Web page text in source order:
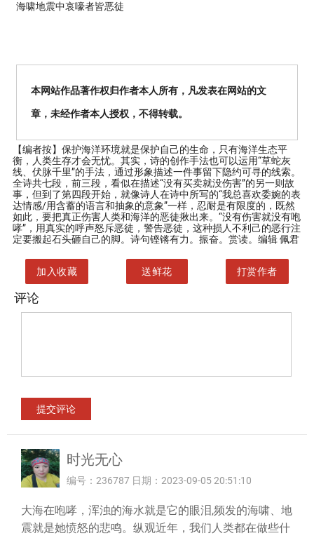
海啸地震中哀嚎者皆恶徒
本网站作品著作权归作者本人所有，凡发表在网站的文
章，未经作者本人授权，不得转载。
【编者按】 保护海洋环境就是保护自己的生命，只有海洋生态平
衡，人类生存才会无忧。其实，诗的创作手法也可以运用“草蛇灰
线、伏脉千里”的手法，通过形象描述一件事留下隐约可寻的线索。
全诗共七段，前三段，看似在描述“没有买卖就没伤害”的另一则故
事，但到了第四段开始，就像诗人在诗中所写的“我总喜欢委婉的表
达情感/用含蓄的语言和抽象的意象”一样，忍耐是有限度的，既然
如此，要把真正伤害人类和海洋的恶徒揪出来。“没有伤害就没有咆
哮”，用真实的呼声怒斥恶徒，警告恶徒，这种损人不利己的恶行注
定要搬起石头砸自己的脚。诗句铿锵有力。振奋。赏读。编辑 佩君
加入收藏 送鲜花 打赏作者
评论
时光无心
编号：236787 日期：2023-09-05 20:51:10
大海在咆哮，浑浊的海水就是它的眼泪,频发的海啸、地
震就是她愤怒的悲鸣。纵观近年，我们人类都在做些什